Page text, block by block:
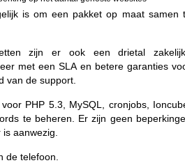
is om een pakket op maat samen
zijn er ook een drietal
met een SLA en betere garanties
van de support.
PHP 5.3, MySQL, cronjobs,
te beheren. Er zijn geen
aanwezig.
de telefoon.